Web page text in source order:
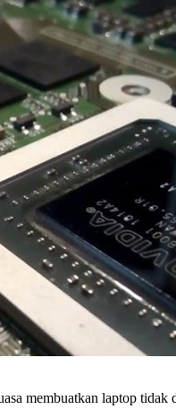
membuatkan laptop